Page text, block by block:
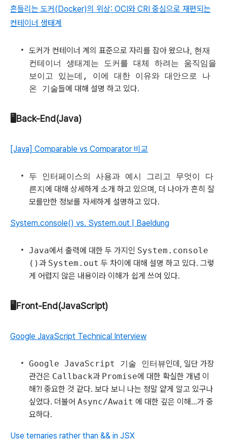
흔들리는 도커(Docker)의 위상: OCI와 CRI 중심으로 재편되는
컨테이너 생태계
도커가 컨테이너 계의 표준으로 자리를 잡아 왔으나, 현재
컨테이너 생태계는 도커를 대체 하려는 움직임을
보이고 있는데, 이에 대한 이유와 대안으로 나
온 기술들에 대해 설명 하고 있다.
🖥Back-End(Java)
[Java] Comparable vs Comparator 비교
두 인터페이스의 사용과 예시 그리고 무엇이 다
른지에 대해 상세하게 소개 하고 있으며, 더 나아가 흔히 잘
모를만한 정보를 자세하게 설명하고 있다.
System.console() vs. System.out | Baeldung
Java에서 출력에 대한 두 가지인 System.console
()과 System.out 두 차이에 대해 설명 하고 있다. 그렇
게 어렵지 않은 내용이라 이해가 쉽게 쓰여 있다.
🖥Front-End(JavaScript)
Google JavaScript Technical Interview
Google JavaScript 기술 인터뷰인데, 일단 가장
관건은 Callback과 Promise에 대한 확실한 개념 이
해?! 중요한 것 같다. 보다 보니 나는 정말 얕게 알고 있구나
싶었다. 더불어 Async/Await 에 대한 깊은 이해...가 중
요하다.
Use ternaries rather than && in JSX